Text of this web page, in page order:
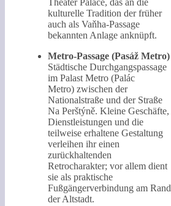
kulturelle Tradition der früher
auch als Vaňha-Passage
bekannten Anlage anknüpft.
Metro-Passage (Pasáž Metro)
Städtische Durchgangspassage
im Palast Metro (Palác
Metro) zwischen der
Nationalstraße und der Straße
Na Perštýně. Kleine Geschäfte,
Dienstleistungen und die
teilweise erhaltene Gestaltung
verleihen ihr einen
zurückhaltenden
Retrocharakter; vor allem dient
sie als praktische
Fußgängerverbindung am Rand
der Altstadt.